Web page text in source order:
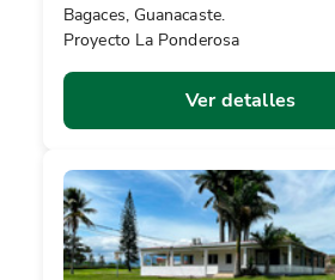
Bagaces, Guanacaste.
Proyecto La Ponderosa
Ver detalles